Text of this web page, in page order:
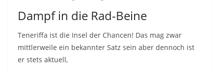
Dampf in die Rad-Beine
Teneriffa ist die Insel der Chancen! Das mag zwar
mittlerweile ein bekannter Satz sein aber dennoch ist
er stets aktuell,